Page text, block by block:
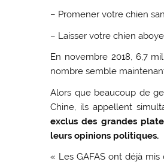
– Promener votre chien
– Laisser votre chien
En novembre 2018, 6,7
nombre semble
Alors que beaucoup de
Chine, ils appellent
exclus des grandes
leurs opinions politiques.
« Les GAFAS ont déjà